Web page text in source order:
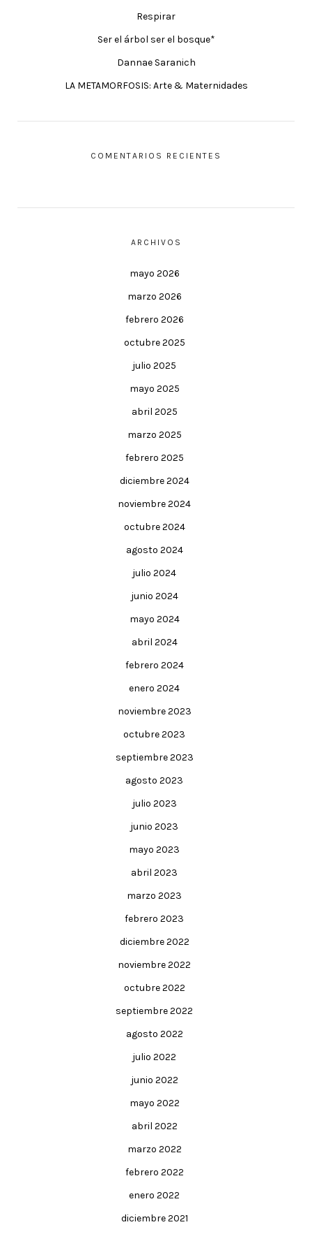
Respirar
Ser el árbol ser el bosque*
Dannae Saranich
LA METAMORFOSIS: Arte & Maternidades
COMENTARIOS RECIENTES
ARCHIVOS
mayo 2026
marzo 2026
febrero 2026
octubre 2025
julio 2025
mayo 2025
abril 2025
marzo 2025
febrero 2025
diciembre 2024
noviembre 2024
octubre 2024
agosto 2024
julio 2024
junio 2024
mayo 2024
abril 2024
febrero 2024
enero 2024
noviembre 2023
octubre 2023
septiembre 2023
agosto 2023
julio 2023
junio 2023
mayo 2023
abril 2023
marzo 2023
febrero 2023
diciembre 2022
noviembre 2022
octubre 2022
septiembre 2022
agosto 2022
julio 2022
junio 2022
mayo 2022
abril 2022
marzo 2022
febrero 2022
enero 2022
diciembre 2021